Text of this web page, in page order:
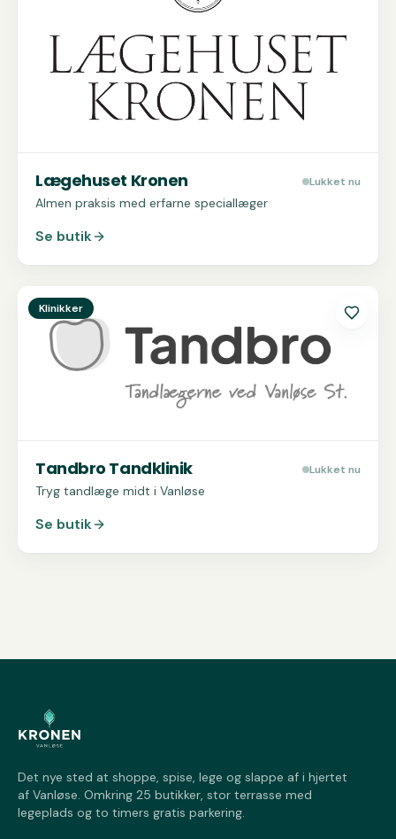
Lægehuset Kronen Lukket nu
Almen praksis med erfarne speciallæger
Se butik
SeTandbro Tandklinik
Klinikker
Tandbro Tandklinik Lukket nu
Tryg tandlæge midt i Vanløse
Se butik
Det nye sted at shoppe, spise, lege og slappe af i hjertet
af Vanløse. Omkring 25 butikker, stor terrasse med
legeplads og to timers gratis parkering.